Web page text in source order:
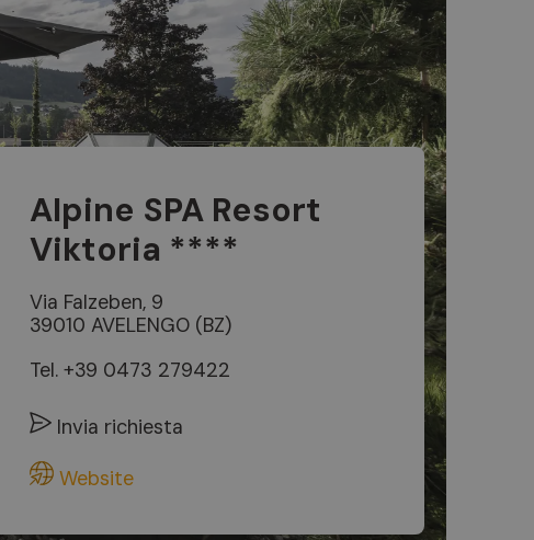
Alpine SPA Resort
Viktoria ****
Via Falzeben, 9
39010 AVELENGO (BZ)
Tel. +39 0473 279422
Invia richiesta
Website